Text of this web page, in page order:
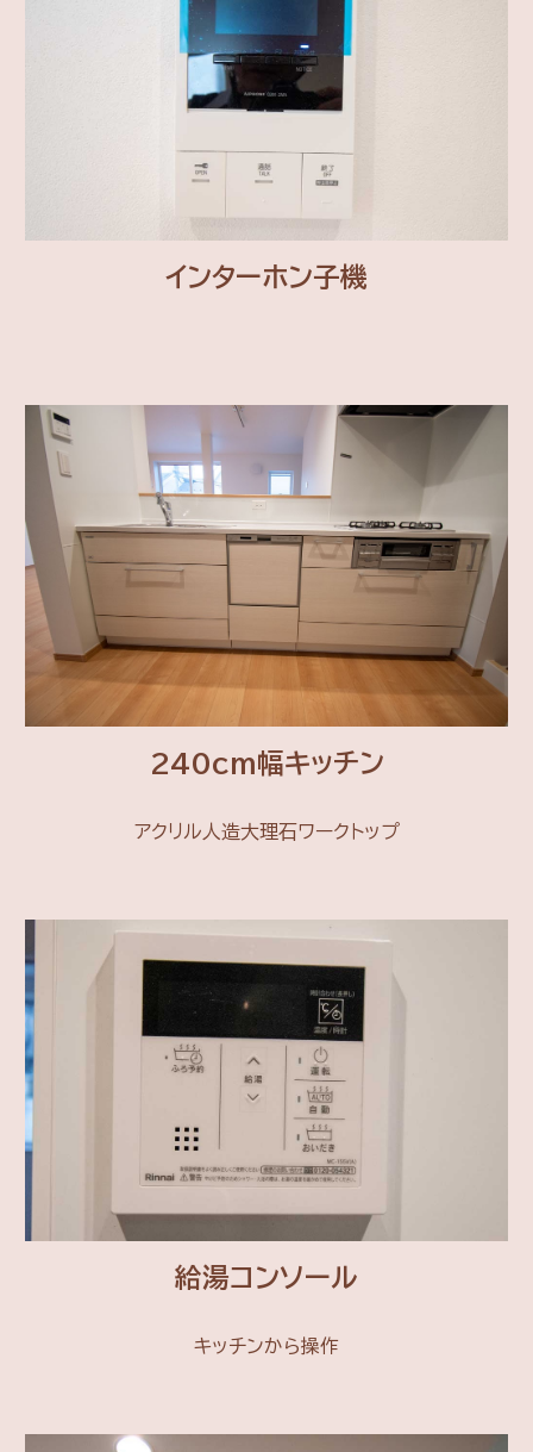
インターホン子機
240cm幅キッチン
アクリル人造大理石ワークトップ
給湯コンソール
キッチンから操作